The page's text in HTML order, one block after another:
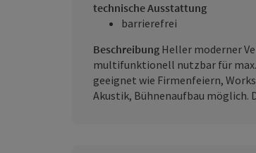
technische Ausstattung
barrierefrei
Beschreibung Heller moderner
multifunktionell nutzbar für max.
geeignet wie Firmenfeiern,
Akustik, Bühnenaufbau möglich.